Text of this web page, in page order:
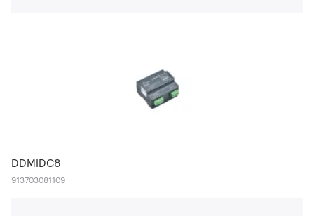
DDMIDC8
913703081109